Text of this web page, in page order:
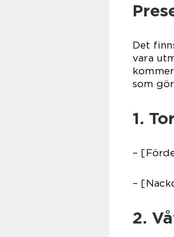
Det
vara
som
1.
–
–
2.